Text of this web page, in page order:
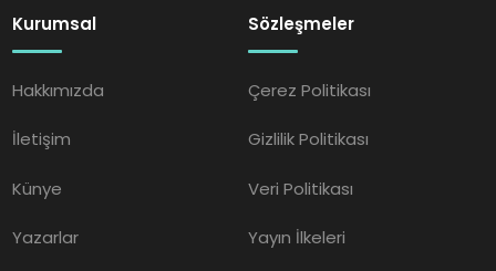
Kurumsal
Hakkımızda
İletişim
Künye
Yazarlar
Sözleşmeler
Çerez Politikası
Gizlilik Politikası
Veri Politikası
Yayın İlkeleri